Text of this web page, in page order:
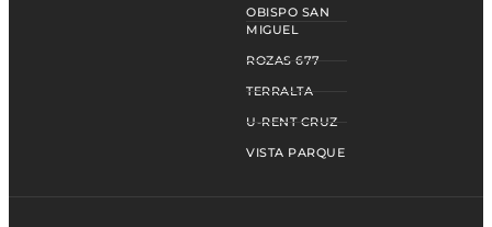
OBISPO SAN
MIGUEL
ROZAS 677
TERRALTA
U-RENT CRUZ
VISTA PARQUE